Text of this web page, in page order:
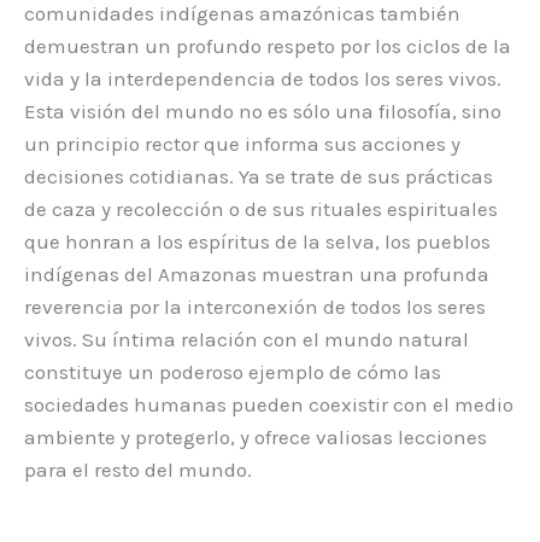
comunidades indígenas amazónicas también
demuestran un profundo respeto por los ciclos de la
vida y la interdependencia de todos los seres vivos.
Esta visión del mundo no es sólo una filosofía, sino
un principio rector que informa sus acciones y
decisiones cotidianas. Ya se trate de sus prácticas
de caza y recolección o de sus rituales espirituales
que honran a los espíritus de la selva, los pueblos
indígenas del Amazonas muestran una profunda
reverencia por la interconexión de todos los seres
vivos. Su íntima relación con el mundo natural
constituye un poderoso ejemplo de cómo las
sociedades humanas pueden coexistir con el medio
ambiente y protegerlo, y ofrece valiosas lecciones
para el resto del mundo.